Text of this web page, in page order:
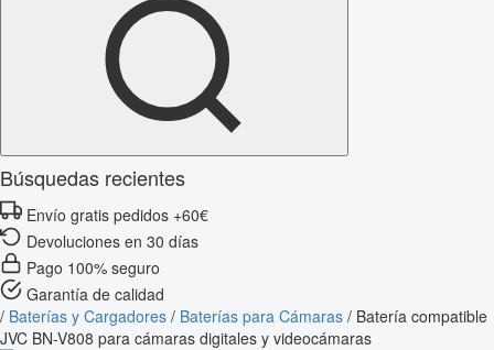
Búsquedas recientes
Envío gratis pedidos +60€
Devoluciones en 30 días
Pago 100% seguro
Garantía de calidad
/ Baterías y Cargadores / Baterías para Cámaras / Batería compatible
JVC BN-V808 para cámaras digitales y videocámaras